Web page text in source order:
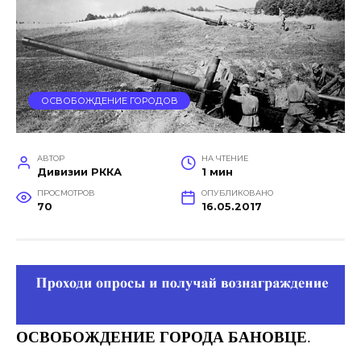
ОСВОБОЖДЕНИЕ ГОРОДОВ
АВТОР
Дивизии РККА
НА ЧТЕНИЕ
1 мин
ПРОСМОТРОВ
70
ОПУБЛИКОВАНО
16.05.2017
ОСВОБОЖДЕНИЕ ГОРОДА БАНОВЦЕ.